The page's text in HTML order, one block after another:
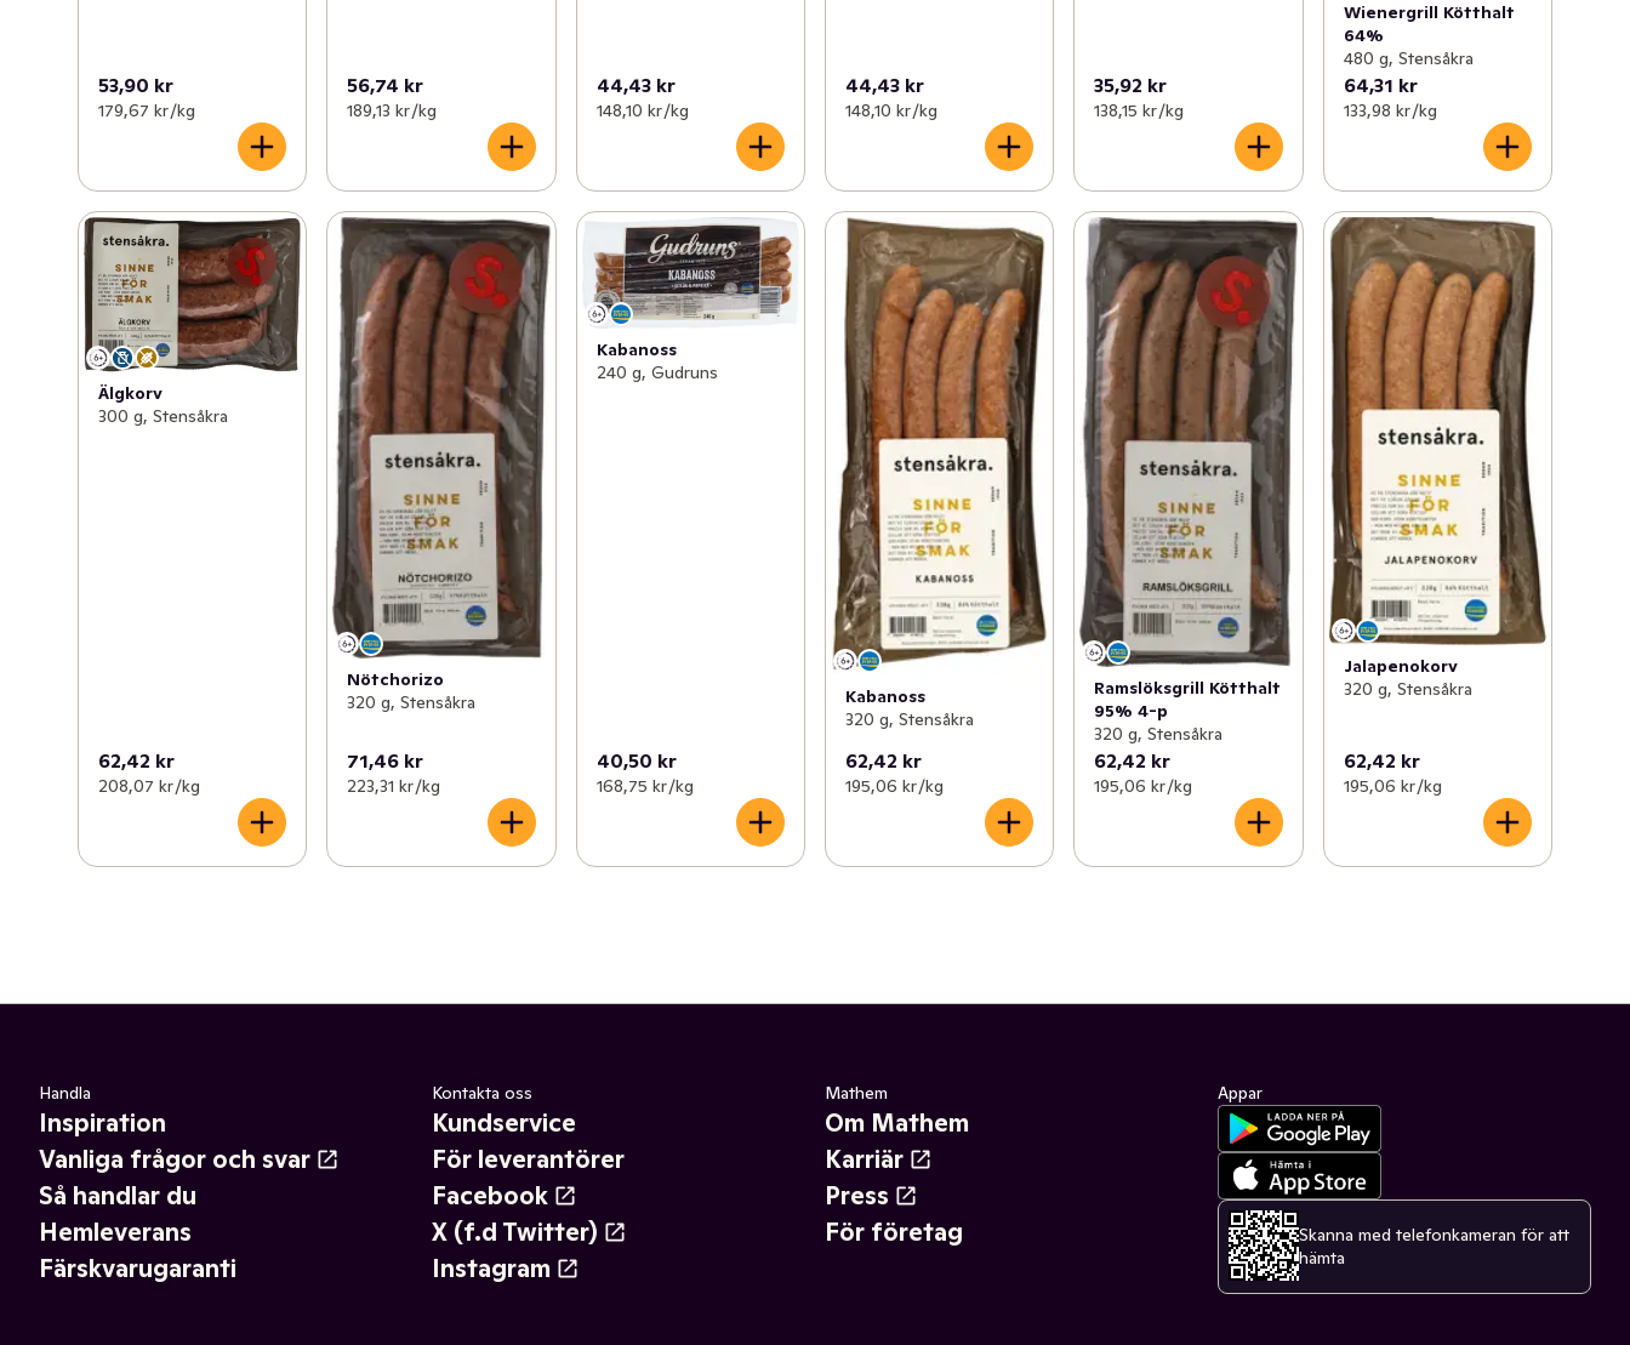
53,90 kr
179,67 kr /kg
56,74 kr
189,13 kr /kg
44,43 kr
148,10 kr /kg
44,43 kr
148,10 kr /kg
35,92 kr
138,15 kr /kg
Wienergrill Kötthalt
64%
480 g, Stensåkra
64,31 kr
133,98 kr /kg
Älgkorv
300 g, Stensåkra
62,42 kr
208,07 kr /kg
Nötchorizo
320 g, Stensåkra
71,46 kr
223,31 kr /kg
Kabanoss
240 g, Gudruns
40,50 kr
168,75 kr /kg
Kabanoss
320 g, Stensåkra
62,42 kr
195,06 kr /kg
Ramslöksgrill Kötthalt
95% 4-p
320 g, Stensåkra
62,42 kr
195,06 kr /kg
Jalapenokorv
320 g, Stensåkra
62,42 kr
195,06 kr /kg
Handla
Inspiration
Vanliga frågor och svar
Så handlar du
Hemleverans
Färskvarugaranti
Kontakta oss
Kundservice
För leverantörer
Facebook
X (f.d Twitter)
Instagram
Mathem
Om Mathem
Karriär
Press
För företag
Appar
Skanna med telefonkameran för att
hämta